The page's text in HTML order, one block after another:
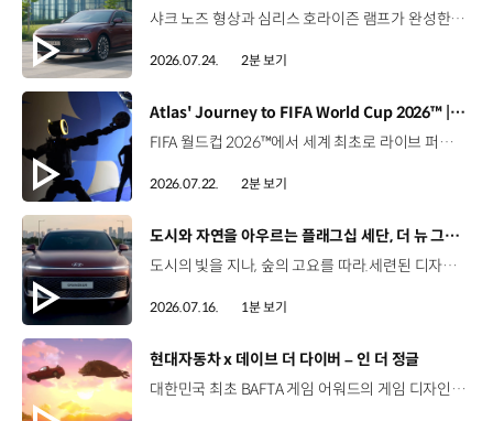
샤크 노즈 형상과 심리스 호라이즌 램프가 완성한 세련된 외관플레오스 커넥트와 Gleo AI가 만드는 스마트한 운전 경험까지. 새롭게 진화한 더 뉴 그랜저를 영상으로 만나보세요. #현대자동차 #더뉴그랜저 #플레오스커넥트 #그랜저 #플래그십세단 #TheNewGrandeur #PleosConnect
2026.07.24. 2분 보기
[동영상]
Atlas' Journey to FIFA World Cup 2026™ | 보스턴 다이나믹스
FIFA 월드컵 2026™에서 세계 최초로 라이브 퍼포먼스를 선보인 아틀라스.그 현장을 완성한 시니어 프로그램 매니저 세스 데이비스(Seth Davis)가 전하는 퍼포먼스의 비하인드 스토리를 만나보세요. 인터뷰 전문 보기 ▶ 자세히 보기 ▶ #현대자동차 #보스턴다이나믹스 #아틀라스 #로보틱스 #BostonDynamics #Atlas #Robotics #NextStartsNow
2026.07.22. 2분 보기
[동영상]
도시와 자연을 아우르는 플래그십 세단, 더 뉴 그랜저
도시의 빛을 지나, 숲의 고요를 따라.세련된 디자인과 정제된 주행 감각으로모든 순간을 편안하게 완성하는 더 뉴 그랜저를 만나보세요. *본 영상은 AI를 활용해 제작했습니다. #현대자동차 #더뉴그랜저 #플래그십세단 #그랜저 #플레오스커넥트
2026.07.16. 1분 보기
[동영상]
현대자동차 x 데이브 더 다이버 – 인 더 정글
대한민국 최초 BAFTA 게임 어워드의 게임 디자인 부문 수상에 빛나는‘데이브 더 다이버’의 최신 DLC에 포니 픽업이 등장합니다.데이브 더 다이버 - 인 더 정글 속 포니 픽업의 활약을 체험해 보세요. Steam, Nintendo Switch 2 Nintendo Switch, PS5 PS4, Xbox Series X|S, Epic Games Store에서 만나 볼 수 있습니다. #현대자동차 #데이브더다이버 #인더정글 #민트로켓 #게임콜라보 #포니픽업 #포니 유튜브 쇼츠 보기 >